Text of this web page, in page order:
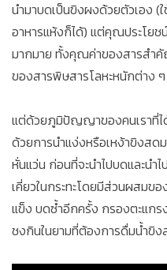
นำมาบดเป็นขิงผงด้วยตัวเอง (
อาหารแห้งก็ได้) แต่คุณประโย
มากมาย ทั้งคุณค่าของสารสำคั
ของสารพิษสารโลหะหนักต่าง
แต่ด้วยภูมิปัญญาของคนเราที่ไ
ด้วยการนำแง่งหรือเหง้าขิงสด
หั่นแว่น ก่อนที่จะนำไปบดและนำ
เคี่ยวในกระทะโดยมีส่วนผสมข
แข็ง บดซ้ำอีกครั้ง กรองตะแกร
ชงกินในยามที่ต้องการดื่มน้ำขิง